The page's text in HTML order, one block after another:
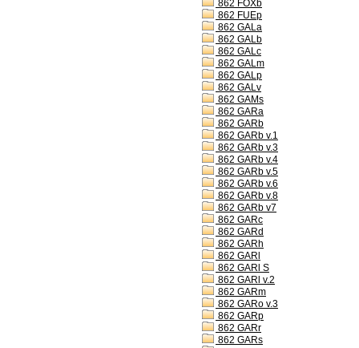
862 FOXb
862 FUEp
862 GALa
862 GALb
862 GALc
862 GALm
862 GALp
862 GALv
862 GAMs
862 GARa
862 GARb
862 GARb v.1
862 GARb v.3
862 GARb v.4
862 GARb v.5
862 GARb v.6
862 GARb v.8
862 GARb v7
862 GARc
862 GARd
862 GARh
862 GARl
862 GARl S
862 GARl v.2
862 GARm
862 GARo v.3
862 GARp
862 GARr
862 GARs